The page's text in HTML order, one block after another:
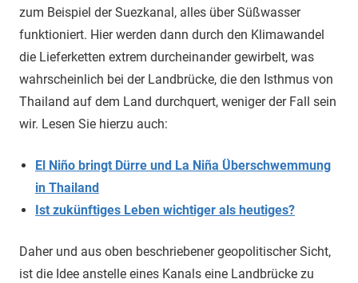
zum Beispiel der Suezkanal, alles über Süßwasser
funktioniert. Hier werden dann durch den Klimawandel
die Lieferketten extrem durcheinander gewirbelt, was
wahrscheinlich bei der Landbrücke, die den Isthmus von
Thailand auf dem Land durchquert, weniger der Fall sein
wir. Lesen Sie hierzu auch:
El Niño bringt Dürre und La Niña Überschwemmung
in Thailand
Ist zukünftiges Leben wichtiger als heutiges?
Daher und aus oben beschriebener geopolitischer Sicht,
ist die Idee anstelle eines Kanals eine Landbrücke zu